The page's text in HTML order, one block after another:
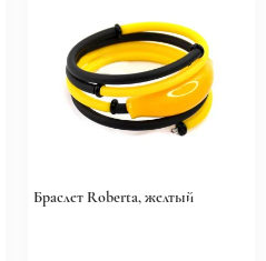
Браслет Roberta, желтый